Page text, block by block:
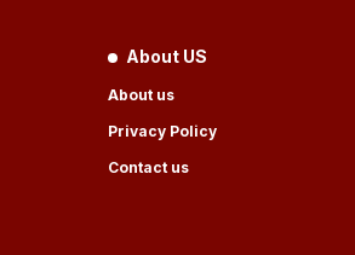
About US
About us
Privacy Policy
Contact us